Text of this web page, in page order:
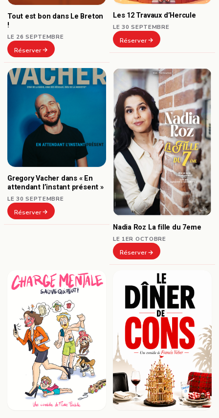
Tout est bon dans Le Breton
!
LE 26 SEPTEMBRE
Réserver
Les 12 Travaux d’Hercule
LE 30 SEPTEMBRE
Réserver
Gregory Vacher dans « En
attendant l’instant présent »
LE 30 SEPTEMBRE
Réserver
Nadia Roz La fille du 7eme
LE 1ER OCTOBRE
Réserver